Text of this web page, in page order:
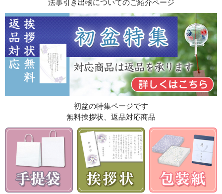
法事引き出物についてのご紹介ページ
初盆の特集ページです
無料挨拶状、返品対応商品